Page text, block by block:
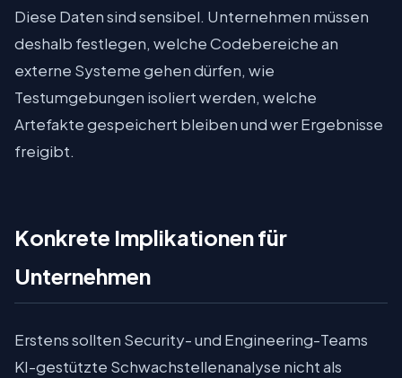
Diese Daten sind sensibel. Unternehmen müssen
deshalb festlegen, welche Codebereiche an
externe Systeme gehen dürfen, wie
Testumgebungen isoliert werden, welche
Artefakte gespeichert bleiben und wer Ergebnisse
freigibt.
Konkrete Implikationen für
Unternehmen
Erstens sollten Security- und Engineering-Teams
KI-gestützte Schwachstellenanalyse nicht als